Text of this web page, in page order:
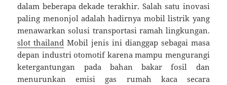
dalam beberapa dekade terakhir. Salah satu inovasi
paling menonjol adalah hadirnya mobil listrik yang
menawarkan solusi transportasi ramah lingkungan.
slot thailand Mobil jenis ini dianggap sebagai masa
depan industri otomotif karena mampu mengurangi
ketergantungan pada bahan bakar fosil dan
menurunkan emisi gas rumah kaca secara